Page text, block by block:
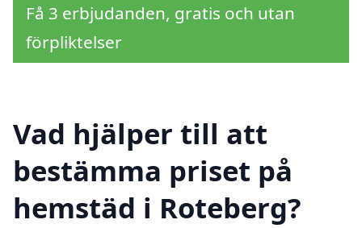
Få 3 erbjudanden, gratis och utan
förpliktelser
Vad hjälper till att
bestämma priset på
hemstäd i Roteberg?